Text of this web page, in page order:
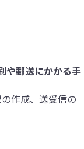
や郵送にかかる手
作成、送受信の